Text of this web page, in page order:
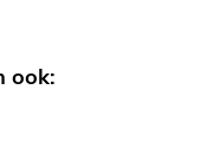
ook: